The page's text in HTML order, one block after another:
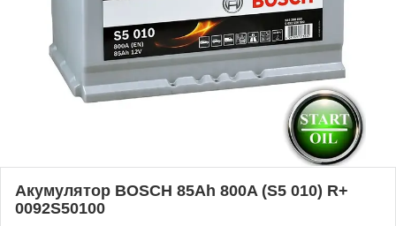
Акумулятор BOSCH 85Ah 800A (S5 010) R+
0092S50100